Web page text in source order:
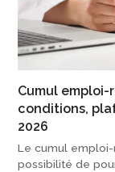
Cumul
conditions,
2026
Le cumul
possibilité de